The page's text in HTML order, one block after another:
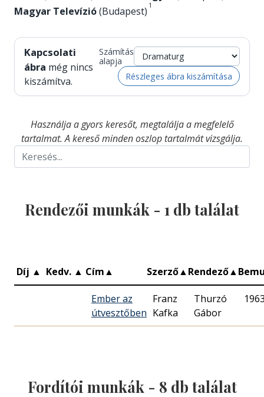
Magyar Televízió(Budapest) 1
Kapcsolati
ábra még nincs
kiszámítva.
Számítás
alapja
Részleges ábra kiszámítása
Használja a gyors keresőt, megtalálja a megfelelő
tartalmat. A kereső minden oszlop tartalmát vizsgálja.
Rendezői munkák - 1 db találat
Díj ▲ Kedv. ▲ Cím▲ Szerző▲Rendező▲
Ember az
útvesztőben
Franz
Kafka
Thurzó
Gábor
Fordítói munkák - 8 db találat